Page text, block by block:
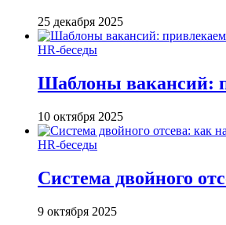
25 декабря 2025
HR-беседы
Шаблоны вакансий:
10 октября 2025
HR-беседы
Система двойного
9 октября 2025